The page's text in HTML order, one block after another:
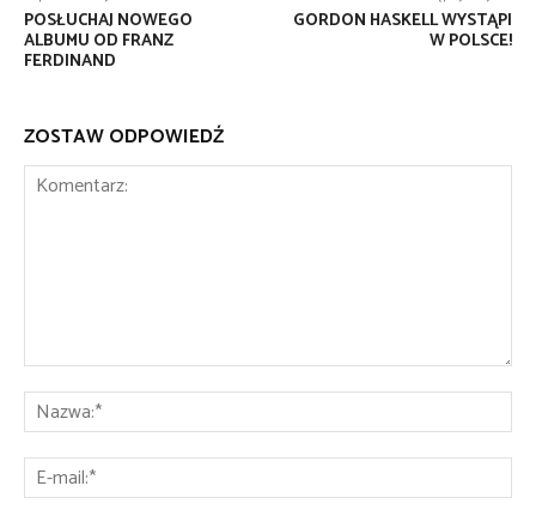
POSŁUCHAJ NOWEGO
ALBUMU OD FRANZ
FERDINAND
GORDON HASKELL WYSTĄPI
W POLSCE!
ZOSTAW ODPOWIEDŹ